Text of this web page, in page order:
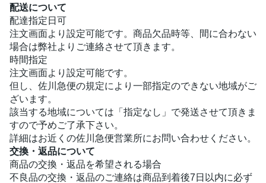
配送について
配達指定日可
注文画面より設定可能です。商品欠品時等、間に合わない
場合は弊社よりご連絡させて頂きます。
時間指定
注文画面より設定可能です。
但し、佐川急便の規定により一部指定のできない地域がご
ざいます。
該当する地域については「指定なし」で発送させて頂きま
すので予めご了承下さい。
詳細はお近くの佐川急便営業所にお問い合わせください。
交換・返品について
商品の交換・返品を希望される場合
不良品の交換・返品のご連絡は商品到着後7日以内に必ず